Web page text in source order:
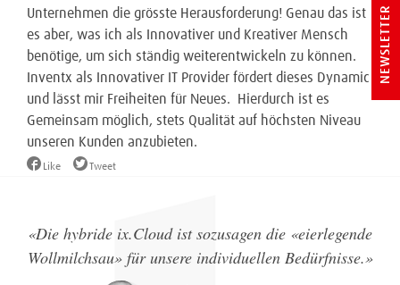
Unternehmen die grösste Herausforderung! Genau das ist
es aber, was ich als Innovativer und Kreativer Mensch
benötige, um sich ständig weiterentwickeln zu können.
Inventx als Innovativer IT Provider fördert dieses Dynamic
und lässt mir Freiheiten für Neues. Hierdurch ist es
Gemeinsam möglich, stets Qualität auf höchsten Niveau
unseren Kunden anzubieten.
Like Tweet
«Die hybride ix.Cloud ist sozusagen die «eierlegende
Wollmilchsau» für unsere individuellen Bedürfnisse.»
NEWSLETTER